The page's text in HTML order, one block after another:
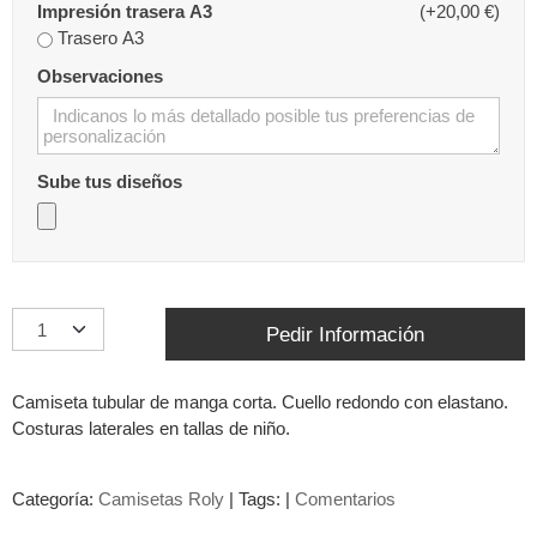
Impresión trasera A3
(+20,00 €)
Trasero A3
Observaciones
Sube tus diseños
Pedir Información
Camiseta tubular de manga corta. Cuello redondo con elastano.
Costuras laterales en tallas de niño.
Categoría: Camisetas Roly | Tags: | Comentarios